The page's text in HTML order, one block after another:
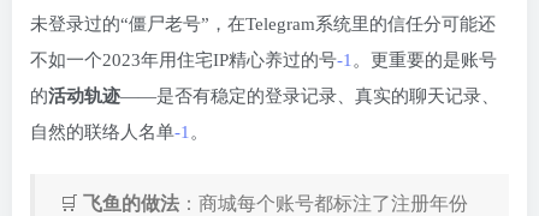
未登录过的“僵尸老号”，在Telegram系统里的信任分可能还
不如一个2023年用住宅IP精心养过的号-1。更重要的是账号
的活动轨迹——是否有稳定的登录记录、真实的聊天记录、
自然的联络人名单-1。
🛒 飞鱼的做法 ：商城每个账号都标注了注册年份